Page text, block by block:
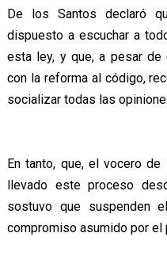
De los Santos declaró
dispuesto a escuchar a
esta ley, y que, a pesar
con la reforma al código,
socializar todas las
En tanto, que, el vocero
llevado este proceso
sostuvo que suspenden
compromiso asumido por el